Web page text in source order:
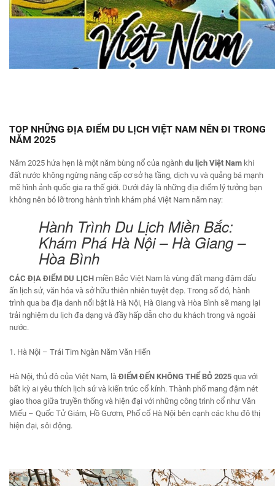
TOP NHỮNG ĐỊA ĐIỂM DU LỊCH VIỆT NAM NÊN ĐI TRONG
NĂM 2025
Năm 2025 hứa hẹn là một năm bùng nổ của ngành du lịch Việt Nam khi
đất nước không ngừng nâng cấp cơ sở hạ tầng, dịch vụ và quảng bá mạnh
mẽ hình ảnh quốc gia ra thế giới. Dưới đây là những địa điểm lý tưởng bạn
không nên bỏ lỡ trong hành trình khám phá Việt Nam năm nay:
Hành Trình Du Lịch Miền Bắc:
Khám Phá Hà Nội – Hà Giang –
Hòa Bình
CÁC ĐỊA ĐIỂM DU LỊCH miền Bắc Việt Nam là vùng đất mang đậm dấu
ấn lịch sử, văn hóa và sở hữu thiên nhiên tuyệt đẹp. Trong số đó, hành
trình qua ba địa danh nổi bật là Hà Nội, Hà Giang và Hòa Bình sẽ mang lại
trải nghiệm du lịch đa dạng và đầy hấp dẫn cho du khách trong và ngoài
nước.
1. Hà Nội – Trái Tim Ngàn Năm Văn Hiến
Hà Nội, thủ đô của Việt Nam, là ĐIỂM ĐẾN KHÔNG THỂ BỎ 2025 qua với
bất kỳ ai yêu thích lịch sử và kiến trúc cổ kính. Thành phố mang đậm nét
giao thoa giữa truyền thống và hiện đại với những công trình cổ như Văn
Miếu – Quốc Tử Giám, Hồ Gươm, Phố cổ Hà Nội bên cạnh các khu đô thị
hiện đại, sôi động.